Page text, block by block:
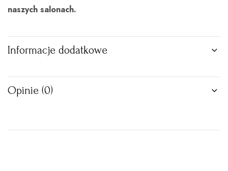
naszych salonach.
Informacje dodatkowe
Opinie (0)